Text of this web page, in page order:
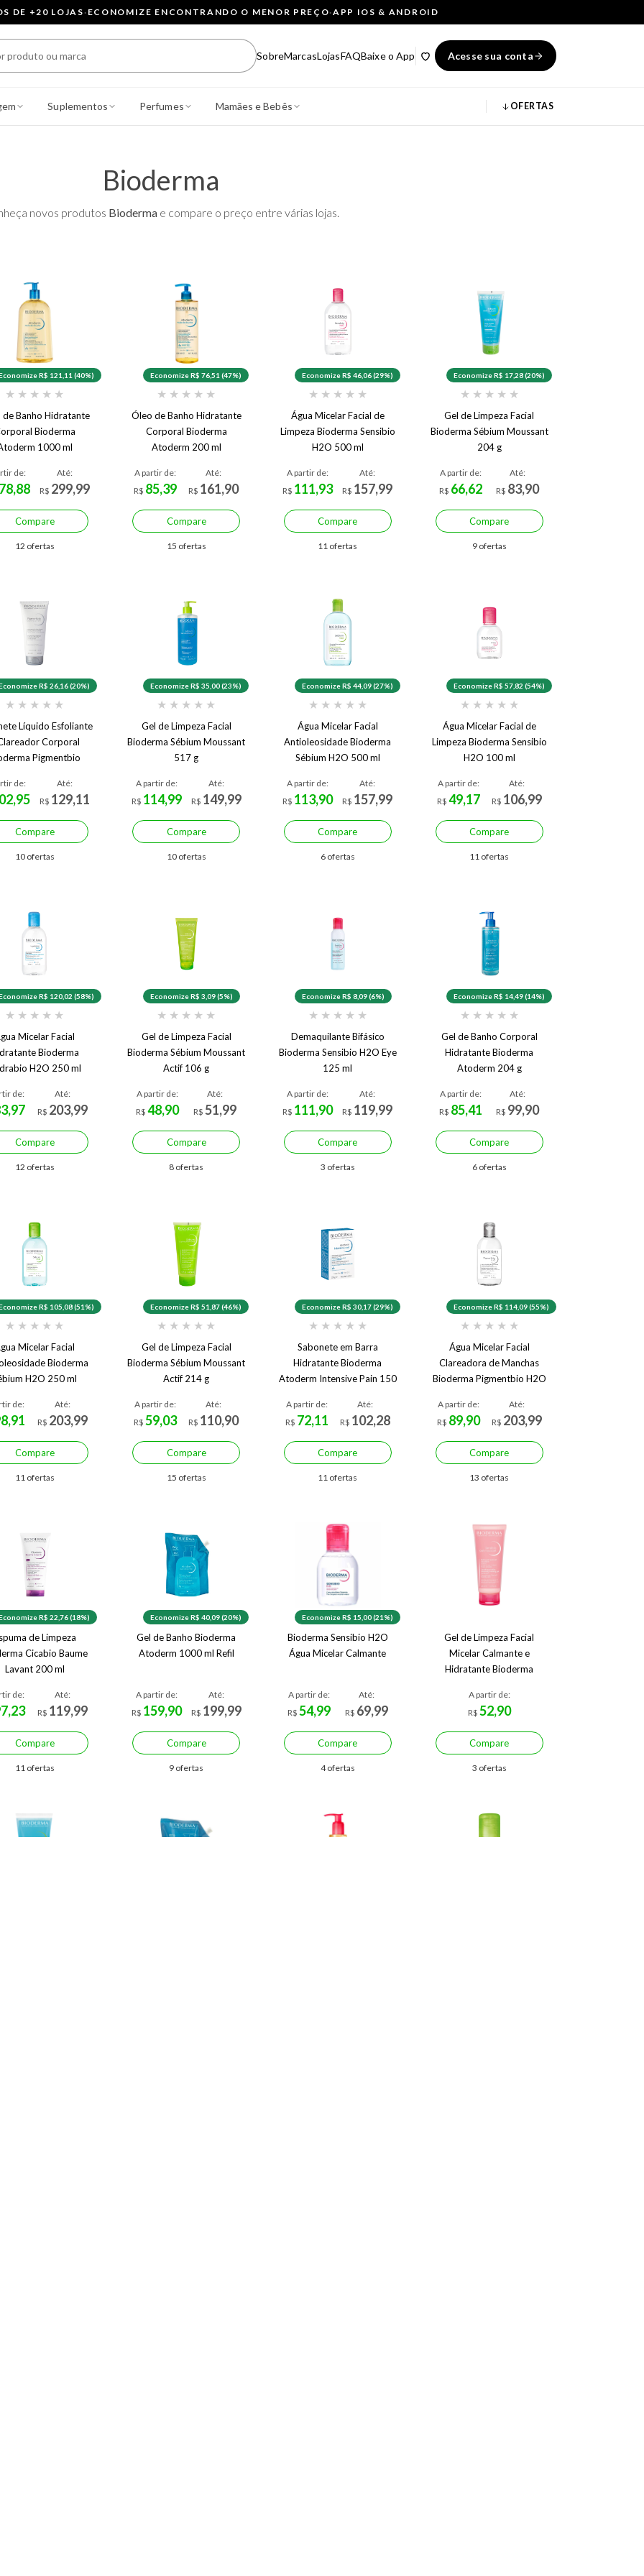
DE +20 LOJAS· ECONOMIZE ENCONTRANDO O MENOR PREÇO·APP IOS & ANDROID
SobreMarcasLojasFAQBaixe o App Acesse sua conta
Suplementos Perfumes Mamães e Bebês OFERTAS
Bioderma
novos produtos Biodermae compare o preço entre várias lojas.
R$ 121,11 (40%)
★ ★ ★ ★ ★
de Banho Hidratante
Bioderma
1000 ml
de:
Até:
R$ 299,99
Compare
12 ofertas
Economize R$ 76,51 (47%)
★ ★ ★ ★ ★
Óleo de Banho Hidratante
Corporal Bioderma
Atoderm 200 ml
A partir de:
R$ 85,39
Até:
R$ 161,90
Compare
15 ofertas
Economize R$ 46,06 (29%)
★ ★ ★ ★ ★
Água Micelar Facial de
Limpeza Bioderma Sensibio
H2O 500 ml
A partir de:
R$ 111,93
Até:
R$ 157,99
Compare
11 ofertas
Economize R$ 17,28 (20%)
★ ★ ★ ★ ★
Gel de Limpeza Facial
Bioderma Sébium Moussant
204 g
A partir de:
R$ 66,62
Até:
R$ 83,90
Compare
9 ofertas
R$ 26,16 (20%)
★ ★ ★ ★ ★
Líquido Esfoliante
Corporal
Pigmentbio
de:
Até:
R$ 129,11
Compare
10 ofertas
Economize R$ 35,00 (23%)
★ ★ ★ ★ ★
Gel de Limpeza Facial
Bioderma Sébium Moussant
517 g
A partir de:
R$ 114,99
Até:
R$ 149,99
Compare
10 ofertas
Economize R$ 44,09 (27%)
★ ★ ★ ★ ★
Água Micelar Facial
Antioleosidade Bioderma
Sébium H2O 500 ml
A partir de:
R$ 113,90
Até:
R$ 157,99
Compare
6 ofertas
Economize R$ 57,82 (54%)
★ ★ ★ ★ ★
Água Micelar Facial de
Limpeza Bioderma Sensibio
H2O 100 ml
A partir de:
R$ 49,17
Até:
R$ 106,99
Compare
11 ofertas
R$ 120,02 (58%)
★ ★ ★ ★ ★
Micelar Facial
Bioderma
H2O 250 ml
de:
Até:
R$ 203,99
Compare
12 ofertas
Economize R$ 3,09 (5%)
★ ★ ★ ★ ★
Gel de Limpeza Facial
Bioderma Sébium Moussant
Actif 106 g
A partir de:
R$48,90
Até:
R$ 51,99
Compare
8 ofertas
Economize R$ 8,09 (6%)
★ ★ ★ ★ ★
Demaquilante Bifásico
Bioderma Sensibio H2O Eye
125 ml
A partir de:
R$ 111,90
Até:
R$ 119,99
Compare
3 ofertas
Economize R$ 14,49 (14%)
★ ★ ★ ★ ★
Gel de Banho Corporal
Hidratante Bioderma
Atoderm 204 g
A partir de:
R$ 85,41
Até:
R$ 99,90
Compare
6 ofertas
R$ 105,08 (51%)
★ ★ ★ ★ ★
Micelar Facial
Bioderma
H2O 250 ml
de:
Até:
R$ 203,99
Compare
11 ofertas
Economize R$ 51,87 (46%)
★ ★ ★ ★ ★
Gel de Limpeza Facial
Bioderma Sébium Moussant
Actif 214 g
A partir de:
R$ 59,03
Até:
R$ 110,90
Compare
15 ofertas
Economize R$ 30,17 (29%)
★ ★ ★ ★ ★
Sabonete em Barra
Hidratante Bioderma
Atoderm Intensive Pain 150
A partir de:
R$ 72,11
Até:
R$ 102,28
Compare
11 ofertas
Economize R$ 114,09 (55%)
★ ★ ★ ★ ★
Água Micelar Facial
Clareadora de Manchas
Bioderma Pigmentbio H2O
A partir de:
R$ 89,90
Até:
R$ 203,99
Compare
13 ofertas
R$ 22,76 (18%)
de Limpeza
Cicabio Baume
Lavant 200 ml
de:
Até:
R$ 119,99
Compare
11 ofertas
Economize R$ 40,09 (20%)
Gel de Banho Bioderma
Atoderm 1000 ml Refil
A partir de:
R$ 159,90
Até:
R$ 199,99
Compare
9 ofertas
Economize R$ 15,00 (21%)
Bioderma Sensibio H2O
Água Micelar Calmante
A partir de:
R$54,99
Até:
R$ 69,99
Compare
4 ofertas
Gel de Limpeza Facial
Micelar Calmante e
Hidratante Bioderma
A partir de:
R$ 52,90
Compare
3 ofertas